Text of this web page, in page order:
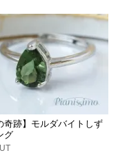
奇跡】モルダバイトしず
グ